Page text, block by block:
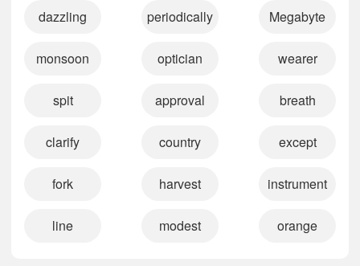
dazzling periodically Megabyte
monsoon optician wearer
spit approval breath
clarify country except
fork harvest instrument
line modest orange